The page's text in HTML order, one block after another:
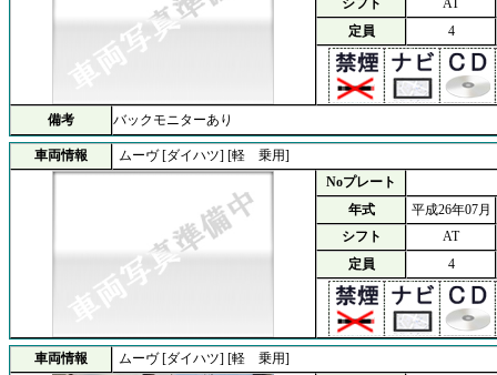
定員
4
備考 バックモニターあり
車両情報
ムーヴ [ダイハツ] [軽 乗用]
Noプレート
年式
平成26年07月
シフト
AT
定員
4
車両情報
ムーヴ [ダイハツ] [軽 乗用]